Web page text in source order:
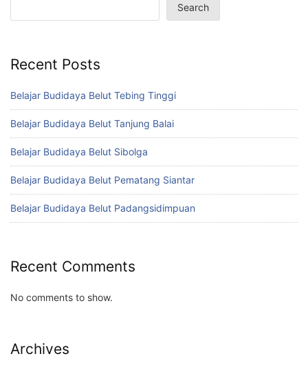
Search
Recent Posts
Belajar Budidaya Belut Tebing Tinggi
Belajar Budidaya Belut Tanjung Balai
Belajar Budidaya Belut Sibolga
Belajar Budidaya Belut Pematang Siantar
Belajar Budidaya Belut Padangsidimpuan
Recent Comments
No comments to show.
Archives